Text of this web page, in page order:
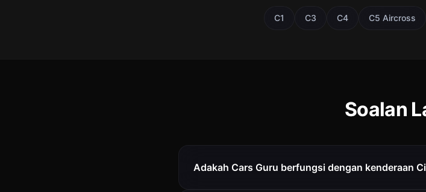
C1 C3 C4 C5 Aircross
Soalan
Adakah Cars Guru berfungsi dengan kenderaan